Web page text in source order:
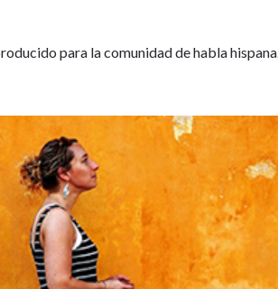
para la comunidad de habla hispana.